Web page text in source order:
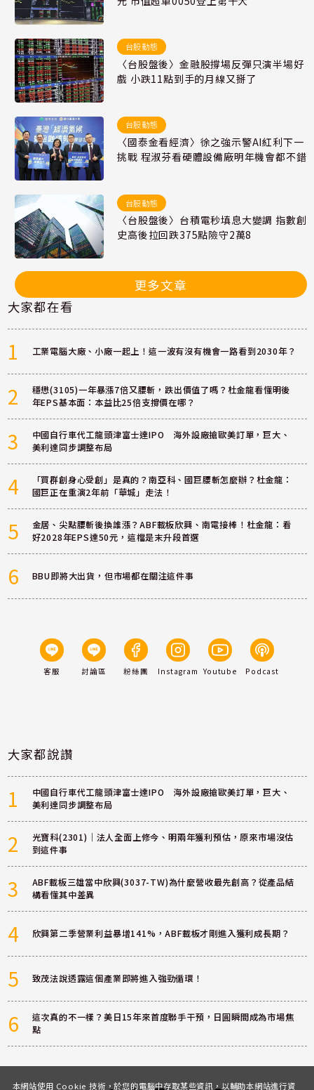
台股動態
〈台股盤後〉金融股撐場反彈只演半場好
戲 小跌11點到手的月線又掰了
台股動態
〈國泰金看經濟〉徐之強示警AI紅利下一
挑戰 程淑芬看硬體設備廠明年機會都不錯
台股動態
〈台股盤後〉台積電秒填息大變調 指數創
史高後拉回跌375點險守2萬8
更多文章
大家都在看
1 工業電腦大廠、小廠一起上！這一波有沒有機會一路看到2030年？
2
穩懋(3105)一年暴漲7倍又腰斬，跌出價值了嗎？杜金龍看懂明後
年EPS基本面：本益比25倍支撐價在哪？
3
中國自行車代工龍頭津富士達IPO 海外設廠搶歐美訂單，巨大、
美利達同步調整布局
4
「買群創身心受創」是真的？南亞科、國巨腰斬怎麼辦？杜金龍：
國巨正在重演2年前「華城」走法！
5
金居、尖點腰斬後換誰漲？ABF載板欣興、南電接棒！杜金龍：看
好2028年EPS達50元，這檔是末升段首選
6 BBU即將大出貨，但市場都在關注這件事
客服 討論區 粉絲團 Instagram Youtube Podcast
大家都說讚
1
中國自行車代工龍頭津富士達IPO 海外設廠搶歐美訂單，巨大、
美利達同步調整布局
2
光寶科(2301)｜法人全面上修今、明兩年獲利預估，原來市場沒估
到這件事
3
ABF載板三雄當中欣興(3037-TW)為什麼營收最先創高？從產品結
構看懂其中差異
4 欣興第二季營業利益暴增141%，ABF載板才剛進入獲利成長期？
5 致茂法說透露這個產業即將進入強勁循環！
6
這次真的不一樣？美日15年來首度聯手干預，日圓瞬間成為市場焦
點
本網站使用 Cookie 技術，於您的電腦中存取某些資訊，以輔助本網站進行資